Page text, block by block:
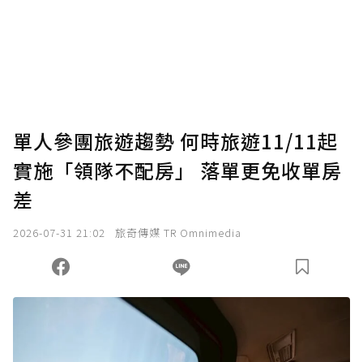
單人參團旅遊趨勢 何時旅遊11/11起
實施「領隊不配房」 落單更免收單房
差
2026-07-31 21:02 旅奇傳媒 TR Omnimedia